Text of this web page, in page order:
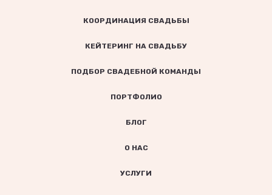
КООРДИНАЦИЯ СВАДЬБЫ
КЕЙТЕРИНГ НА СВАДЬБУ
ПОДБОР СВАДЕБНОЙ КОМАНДЫ
ПОРТФОЛИО
БЛОГ
О НАС
УСЛУГИ